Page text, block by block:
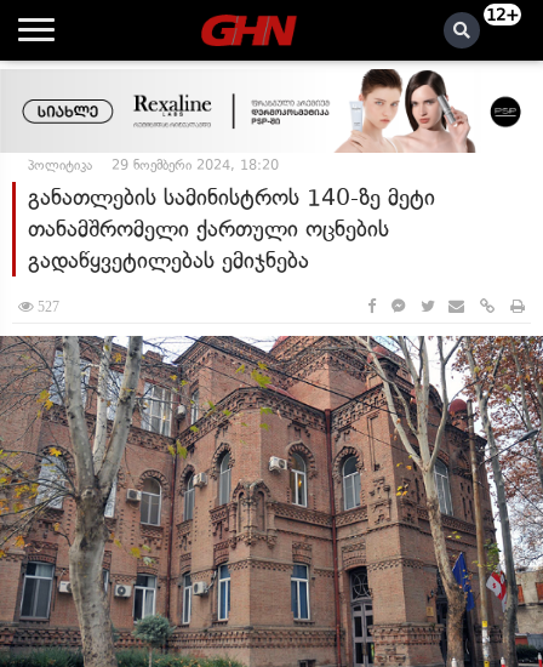
12+
პოლიტიკა 29 ნოემბერი 2024, 18:20
განათლების სამინისტროს 140-ზე მეტი
თანამშრომელი ქართული ოცნების
გადაწყვეტილებას ემიჯნება
527